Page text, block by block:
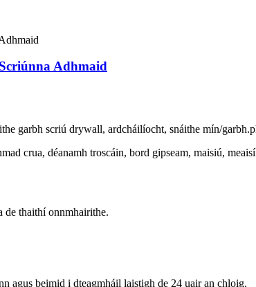
Adhmaid
garbh scriú drywall, ardcháilíocht, snáithe mín/
crua, déanamh troscáin, bord gipseam, maisiú,
de thaithí onnmhairithe.
agus beimid i dteagmháil laistigh de 24 uair an chloig.